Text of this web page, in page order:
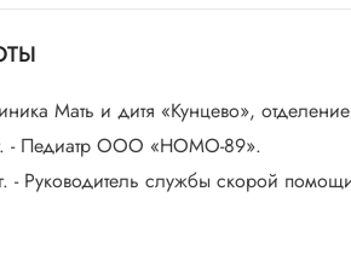
Мать и дитя «Кунцево»,
- Педиатр ООО «НОМО-89».
- Руководитель службы скорой